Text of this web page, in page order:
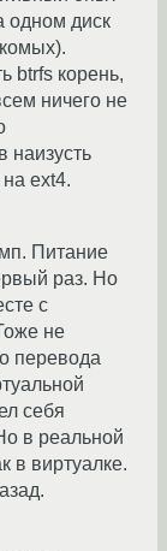
одном диск
btrfs корень,
ничего не
наизусть
ext4.
Питание
раз. Но
с
не
перевода
себя
в реальной
в виртуалке.